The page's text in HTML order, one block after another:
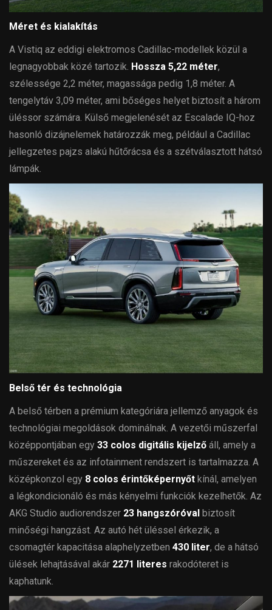
Méret és kialakítás
A Vistiq az eddigi elektromos Cadillac-modellek közül a
legnagyobbak közé tartozik. Hossza 5,22 méter,
szélessége 2,2 méter, magassága pedig 1,8 méter. A
tengelytáv 3,09 méter, ami bőséges helyet biztosít a három
üléssor számára. Külső megjelenését az Escalade IQ-hoz
hasonló dizájnelemek határozzák meg, például a Cadillac
jellegzetes pajzs alakú hűtőrácsa és a szétválasztott hátsó
lámpák.
Belső tér és technológia
A belső térben a prémium kategóriára jellemző anyagok és
technológiai megoldások dominálnak. A vezetői műszerfal
középpontjában egy 33 colos digitális kijelző áll, amely a
műszereket és az infotainment rendszert is tartalmazza. A
középkonzol egy 8 colos érintőképernyőt kínál, amelyen
a légkondicionáló és más kényelmi funkciók kezelhetők. Az
AKG Studio audiorendszer 23 hangszóróval biztosít
minőségi hangzást. Az autó hét üléssel érkezik, a
csomagtér kapacitása alaphelyzetben 430 liter, de a hátsó
ülések lehajtásával akár 2271 literes rakodóteret is
kaphatunk.